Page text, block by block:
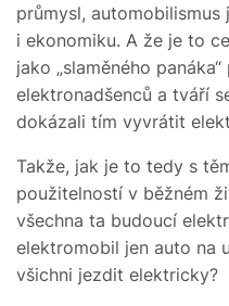
průmysl,
i ekonomiku. A že je to
jako „slaměného
elektronadšenců a tváří
dokázali tím vyvrátit
Takže, jak je to tedy s
použitelností v běžném
všechna ta budoucí
elektromobil jen auto na
všichni jezdit elektricky?